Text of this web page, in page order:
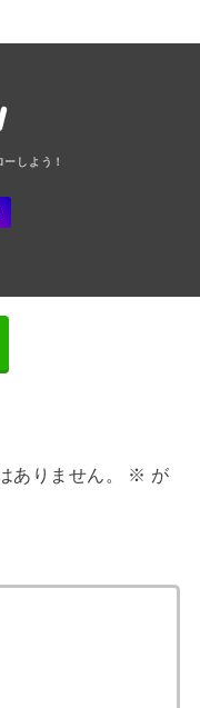
ありません。 ※ が